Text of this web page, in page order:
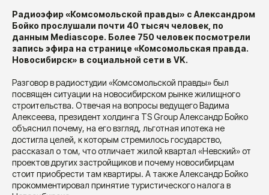
Радиоэфир «Комсомольской правды» с Александром
Бойко прослушали почти 40 тысяч человек, по
данным Mediascope. Более 750 человек посмотрели
запись эфира на странице «Комсомольская правда.
Новосибирск» в социальной сети в VK.
Разговор в радиостудии «Комсомольской правды» был
посвящен ситуации на новосибирском рынке жилищного
строительства. Отвечая на вопросы ведущего Вадима
Алексеева, президент холдинга TS Group Александр Бойко
объяснил почему, на его взгляд, льготная ипотека не
достигла целей, к которым стремилось государство,
рассказал о том, что отличает жилой квартал «Невский» от
проектов других застройщиков и почему новосибирцам
стоит приобрести там квартиры. А также Александр Бойко
прокомментировал принятие туристического налога в